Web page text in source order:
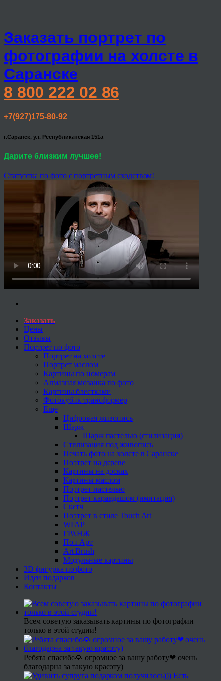
Заказать портрет по
фотографии на холсте в
Саранске
8 800 222 02 86
+7(927)175-80-92
г.Саранск, ул. Республиканская 151а
Дарите близким лучшее!
Статуэтка по фото с портретным сходством!
Заказать
Цены
Отзывы
Портрет по фото
Портрет на холсте
Портрет маслом
Картины по номерам
Алмазная мозаика по фото
Картины блестками
Фотокубик трансформер
Еще
Цифровая живопись
Шарж
Шарж пастелью (стилизация)
Стилизация под живопись
Печать фото на холсте в Саранске
Портрет на дереве
Картины на досках
Картины маслом
Портрет пастелью
Портрет карандашом (имитация)
Скетч
Портрет в стиле Touch Art
WPAP
ГРАНЖ
Поп Арт
Art Brush
Модульные картины
3D фигурка по фото
Идеи подарков
Контакты
Всем советую заказывать картины по фотографии
только в этой студии!
Ребята спасибо🙏 огромное за вашу работу❤ очень
благодарна за такую красоту)